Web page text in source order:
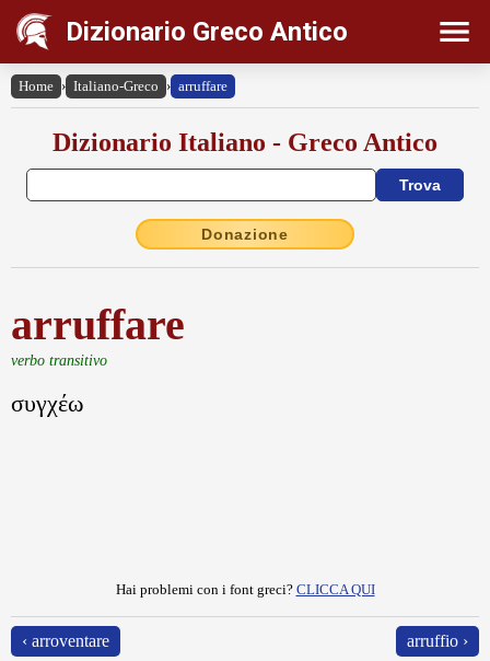
Dizionario Greco Antico
Home › Italiano-Greco › arruffare
Dizionario Italiano - Greco Antico
Donazione
arruffare
verbo transitivo
συγχέω
Hai problemi con i font greci? CLICCA QUI
‹ arroventare arruffio ›